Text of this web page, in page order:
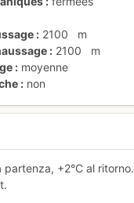
2100
m
2100
m
moyenne
non
partenza, +2°C al ritorno.